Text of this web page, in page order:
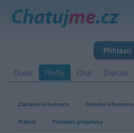
Přihlásit
Domů Profily Chat Diskuze
Základní informace Detailní informace
Přátelé Poslední příspěvky